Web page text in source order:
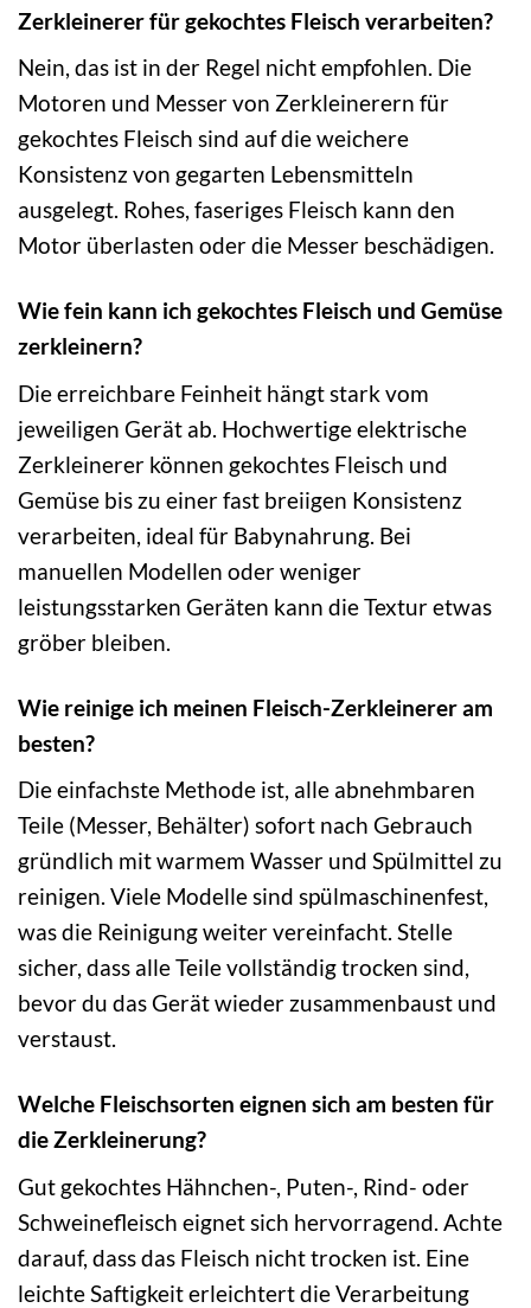
Zerkleinerer für gekochtes Fleisch verarbeiten?
Nein, das ist in der Regel nicht empfohlen. Die
Motoren und Messer von Zerkleinerern für
gekochtes Fleisch sind auf die weichere
Konsistenz von gegarten Lebensmitteln
ausgelegt. Rohes, faseriges Fleisch kann den
Motor überlasten oder die Messer beschädigen.
Wie fein kann ich gekochtes Fleisch und Gemüse
zerkleinern?
Die erreichbare Feinheit hängt stark vom
jeweiligen Gerät ab. Hochwertige elektrische
Zerkleinerer können gekochtes Fleisch und
Gemüse bis zu einer fast breiigen Konsistenz
verarbeiten, ideal für Babynahrung. Bei
manuellen Modellen oder weniger
leistungsstarken Geräten kann die Textur etwas
gröber bleiben.
Wie reinige ich meinen Fleisch-Zerkleinerer am
besten?
Die einfachste Methode ist, alle abnehmbaren
Teile (Messer, Behälter) sofort nach Gebrauch
gründlich mit warmem Wasser und Spülmittel zu
reinigen. Viele Modelle sind spülmaschinenfest,
was die Reinigung weiter vereinfacht. Stelle
sicher, dass alle Teile vollständig trocken sind,
bevor du das Gerät wieder zusammenbaust und
verstaust.
Welche Fleischsorten eignen sich am besten für
die Zerkleinerung?
Gut gekochtes Hähnchen-, Puten-, Rind- oder
Schweinefleisch eignet sich hervorragend. Achte
darauf, dass das Fleisch nicht trocken ist. Eine
leichte Saftigkeit erleichtert die Verarbeitung